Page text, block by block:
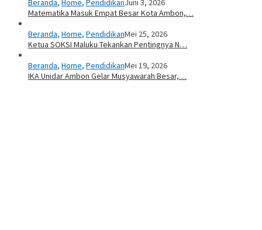
Beranda, Home, PendidikanJuni 3, 2026
Matematika Masuk Empat Besar Kota Ambon,…
Beranda, Home, PendidikanMei 25, 2026
Ketua SOKSI Maluku Tekankan Pentingnya N…
Beranda, Home, PendidikanMei 19, 2026
IKA Unidar Ambon Gelar Musyawarah Besar,…